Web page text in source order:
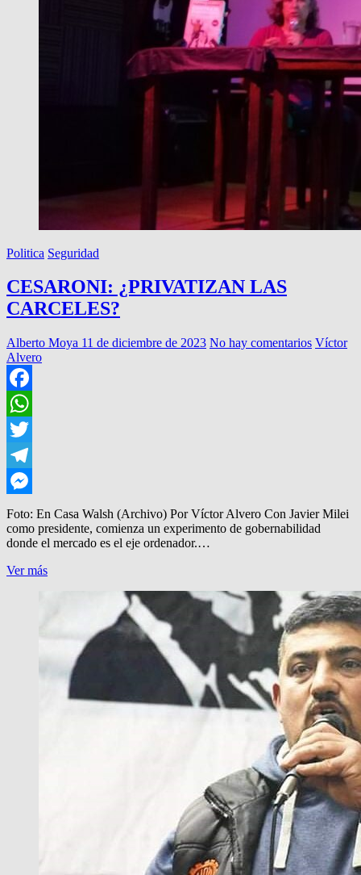
Politica Seguridad
CESARONI: ¿PRIVATIZAN LAS
CARCELES?
Alberto Moya 11 de diciembre de 2023 No hay comentarios Víctor
Alvero
Facebook
WhatsApp
Twitter
Telegram
Messenger
Foto: En Casa Walsh (Archivo) Por Víctor Alvero Con Javier Milei
como presidente, comienza un experimento de gobernabilidad
donde el mercado es el eje ordenador.…
Ver másCESARONI:
CARCELES?